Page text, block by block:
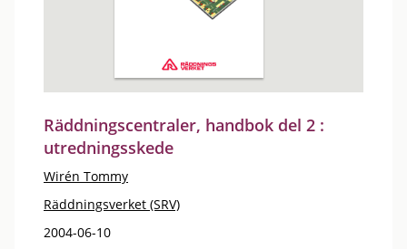
Räddningscentraler, handbok del 2 :
utredningsskede
Wirén Tommy
Räddningsverket (SRV)
2004-06-10